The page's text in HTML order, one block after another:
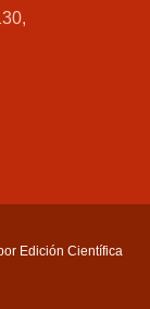
Edición Científica